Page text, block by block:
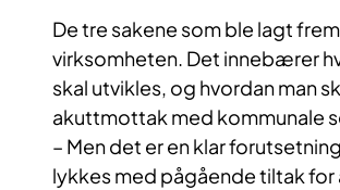
De tre sakene som ble lagt
virksomheten. Det innebærer
skal utvikles, og hvordan man
akuttmottak med kommunale
– Men det er en klar
lykkes med pågående tiltak